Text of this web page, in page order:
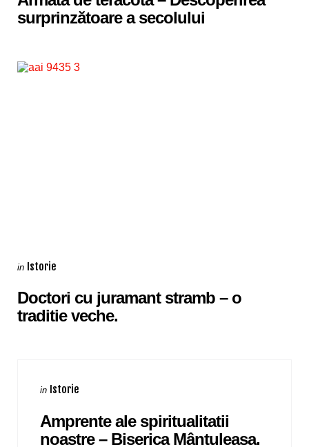
surprinzătoare a secolului
Categories
Posted
in Istorie
Doctori cu juramant stramb – o
traditie veche.
Categories
Posted
in Istorie
Amprente ale spiritualitatii
noastre – Biserica Mântuleasa.